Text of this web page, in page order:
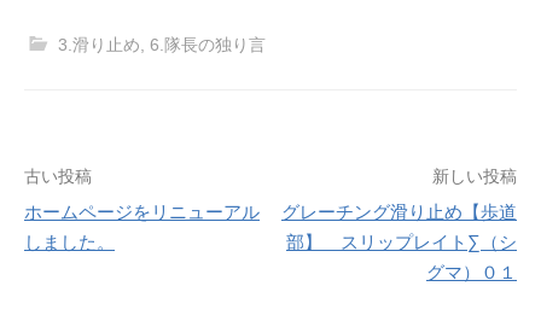
3.滑り止め 6.隊長の独り言
投
稿
古い投稿
ホームページをリニューアル
しました。
新しい投稿
グレーチング滑り止め【歩道
部】 スリップレイト∑（シ
グマ）０１